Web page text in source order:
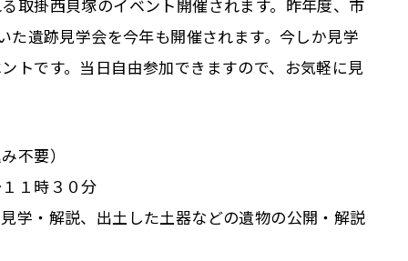
取掛西貝塚のイベント開催されます。昨年度、市
た遺跡見学会を今年も開催されます。今しか見学
トです。当日自由参加できますので、お気軽に見
不要）
１時３０分
学・解説、出土した土器などの遺物の公開・解説